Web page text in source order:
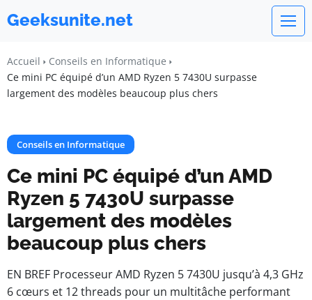
Geeksunite.net
Accueil
Conseils en Informatique
Ce mini PC équipé d’un AMD Ryzen 5 7430U surpasse
largement des modèles beaucoup plus chers
Conseils en Informatique
Ce mini PC équipé d’un AMD
Ryzen 5 7430U surpasse
largement des modèles
beaucoup plus chers
EN BREF Processeur AMD Ryzen 5 7430U jusqu’à 4,3 GHz
6 cœurs et 12 threads pour un multitâche performant